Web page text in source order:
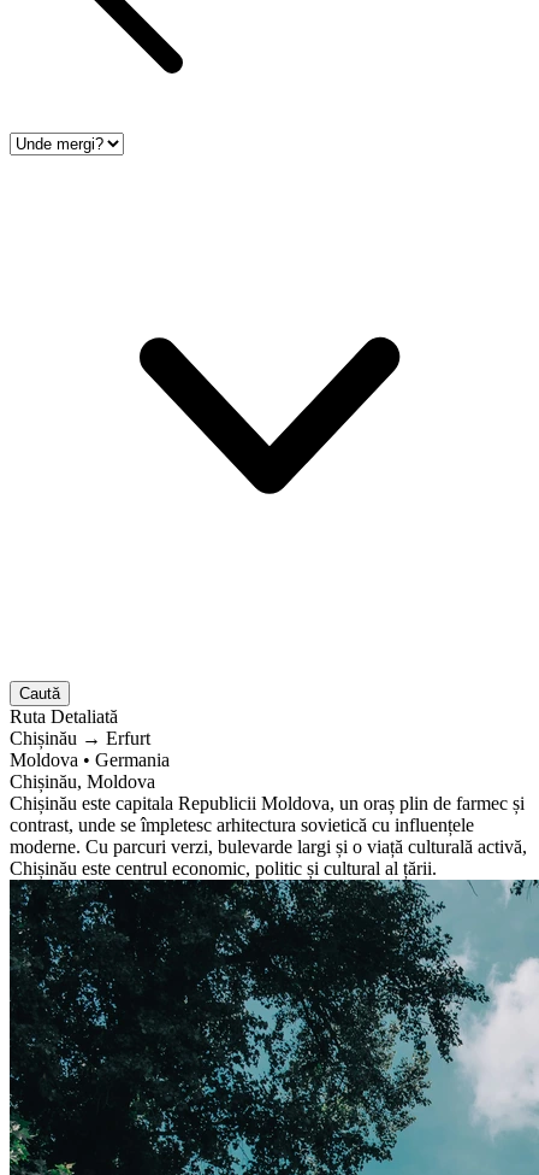
Caută
Ruta Detaliată
Chișinău → Erfurt
Moldova • Germania
Chișinău, Moldova
Chișinău este capitala Republicii Moldova, un oraș plin de farmec și
contrast, unde se împletesc arhitectura sovietică cu influențele
moderne. Cu parcuri verzi, bulevarde largi și o viață culturală activă,
Chișinău este centrul economic, politic și cultural al țării.